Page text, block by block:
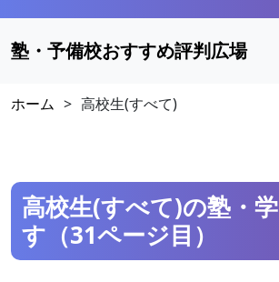
塾・予備校おすすめ評判広場
ホーム > 高校生(すべて)
高校生(すべて)の塾・
す（31ページ目）